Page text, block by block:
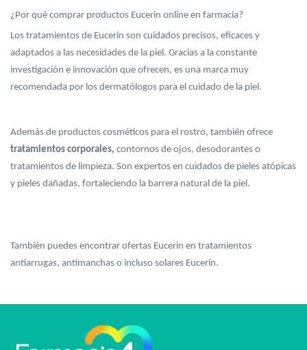
¿Por qué comprar productos Eucerin online en farmacia?
Los tratamientos de Eucerin son cuidados precisos, eficaces y
adaptados a las necesidades de la piel. Gracias a la constante
investigación e innovación que ofrecen, es una marca muy
recomendada por los dermatólogos para el cuidado de la piel.
Además de productos cosméticos para el rostro, también ofrece
tratamientos corporales, contornos de ojos, desodorantes o
tratamientos de limpieza. Son expertos en cuidados de pieles atópicas
y pieles dañadas, fortaleciendo la barrera natural de la piel.
También puedes encontrar ofertas Eucerin en tratamientos
antiarrugas, antimanchas o incluso solares Eucerin.